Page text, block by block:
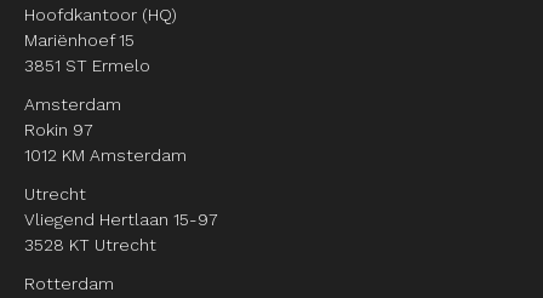
Hoofdkantoor (HQ)
Mariënhoef 15
3851 ST Ermelo
Amsterdam
Rokin 97
1012 KM Amsterdam
Utrecht
Vliegend Hertlaan 15-97
3528 KT Utrecht
Rotterdam